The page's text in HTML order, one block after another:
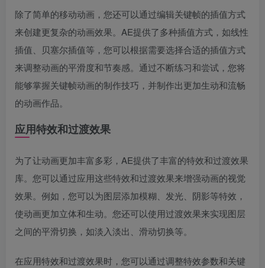
除了简单的移动动画，您还可以通过编辑关键帧的插值方式
来创建更复杂的动画效果。AE提供了多种插值方式，如线性
插值、贝塞尔插值等，您可以根据需要选择合适的插值方式
来调整动画的平滑度和节奏感。通过不断练习和尝试，您将
能够掌握关键帧动画的制作技巧，并制作出更加生动和流畅
的动画作品。
应用特效和过渡效果
为了让动画更加丰富多彩，AE提供了丰富的特效和过渡效果
库。您可以通过应用这些特效和过渡效果来增强动画的视觉
效果。例如，您可以为图层添加模糊、发光、阴影等特效，
使动画更加立体和生动。您还可以使用过渡效果来实现图层
之间的平滑切换，如淡入淡出、滑动切换等。
在应用特效和过渡效果时，您可以通过调整特效参数和关键